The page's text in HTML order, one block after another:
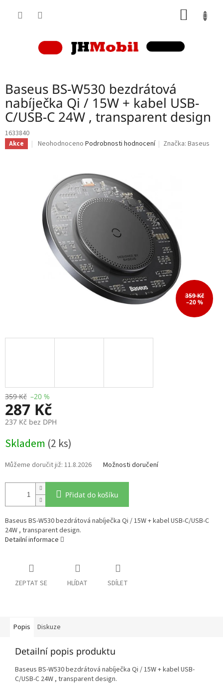
Baseus BS-W530 bezdrátová
nabíječka Qi / 15W + kabel USB-
C/USB-C 24W , transparent design
1633840
Akce
Průměrné
hvězdiček.
Neohodnoceno Podrobnosti hodnocení Značka:Baseus
359 Kč
–20 %
359 Kč –20 %
287 Kč
237 Kč bez DPH
cena:
Skladem (2 ks)
11.8.2026 Možnosti doručení
Přidat do košíku
Baseus BS-W530 bezdrátová nabíječka Qi / 15W + kabel USB-C/USB-C
24W , transparent design.
Detailní informace
ZEPTAT SE HLÍDAT SDÍLET
Popis Diskuze
Detailní popis produktu
Baseus BS-W530 bezdrátová nabíječka Qi / 15W + kabel USB-
C/USB-C 24W , transparent design.